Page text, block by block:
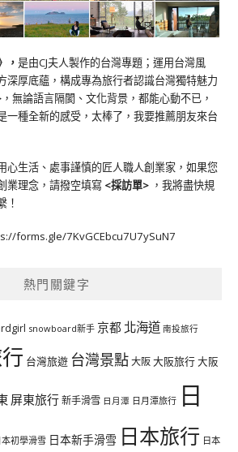
， 是由CJ夫人製作的台灣專題；運用台灣風
深厚底蘊，構成專為旅行者認識台灣獨特魅力
，無論語言隔閡、文化背景，都能心動不已，
一種全新的感受，太棒了，我要推薦朋友來台
心生活、處事謹慎的匠人職人創業家，如果您
業理念，請撥空填寫 <採訪單> ，我將盡快規
！
forms.gle/7KvGCEbcu7U7ySuN7
熱門關鍵字
snowboard新手 京都 北海道 南投旅行
台灣旅遊 台灣景點大阪大阪旅行大阪
屏東旅行新手滑雪 日月潭 日月潭旅行 日
本初學滑雪 日本新手滑雪 日本旅行 日本